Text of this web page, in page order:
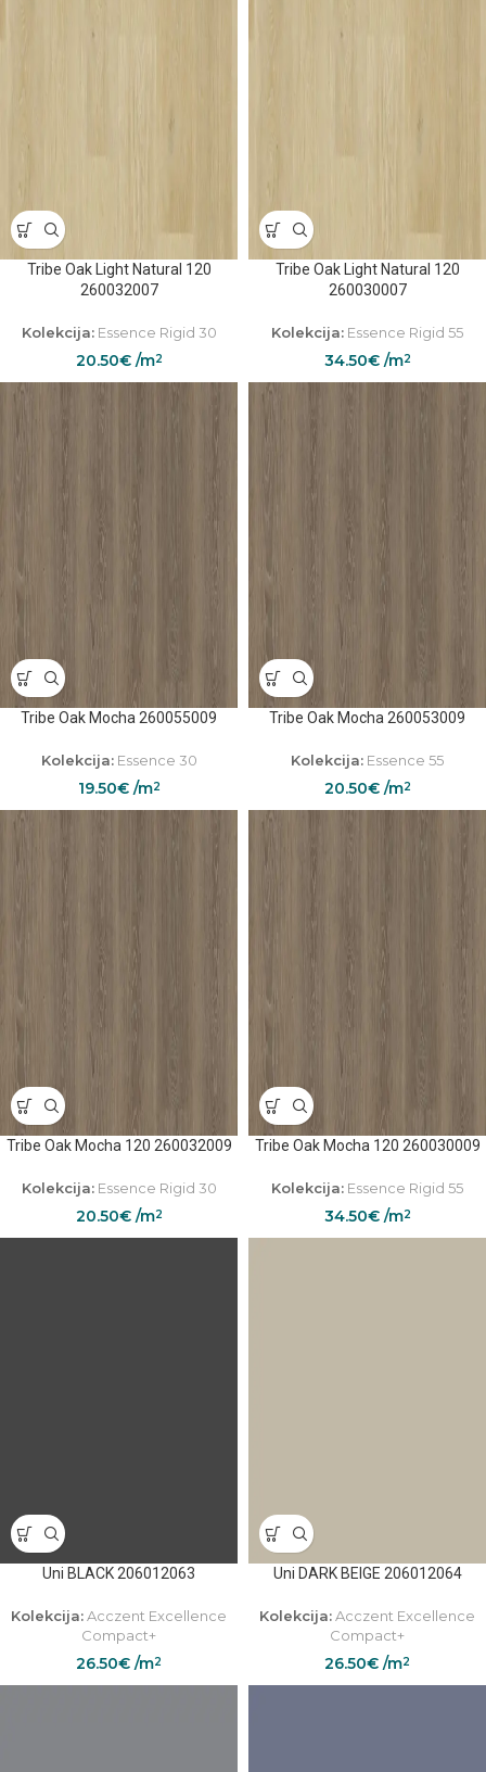
Tribe Oak Light Natural 120
260032007
Kolekcija:Essence Rigid 30
20.50€/m2
Tribe Oak Light Natural 120
260030007
Kolekcija: Essence Rigid 55
34.50€/m2
Tribe Oak Mocha 260055009
Kolekcija:Essence 30
19.50€/m2
Tribe Oak Mocha 260053009
Kolekcija: Essence 55
20.50€/m2
Tribe Oak Mocha 120 260032009
Kolekcija:Essence Rigid 30
20.50€/m2
Tribe Oak Mocha 120 260030009
Kolekcija: Essence Rigid 55
34.50€/m2
Uni BLACK 206012063
Kolekcija:Acczent Excellence
Compact+
26.50€ /m2
Uni DARK BEIGE 206012064
Kolekcija:Acczent Excellence
Compact+
26.50€ /m2